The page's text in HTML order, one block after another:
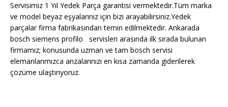
Servisimiz 1 Yıl Yedek Parça garantisi vermektedir.Tüm marka
ve model beyaz eşyalarınız için bizi arayabilirsiniz.Yedek
parçalar firma fabrikasından temin edilmektedir. Ankarada
bosch siemens profilo servisleri arasında ilk sırada bulunan
firmamız; konusunda uzman ve tam bosch servisi
elemanlarımızca arızalarınızı en kısa zamanda giderilerek
çözüme ulaştırıyoruz.